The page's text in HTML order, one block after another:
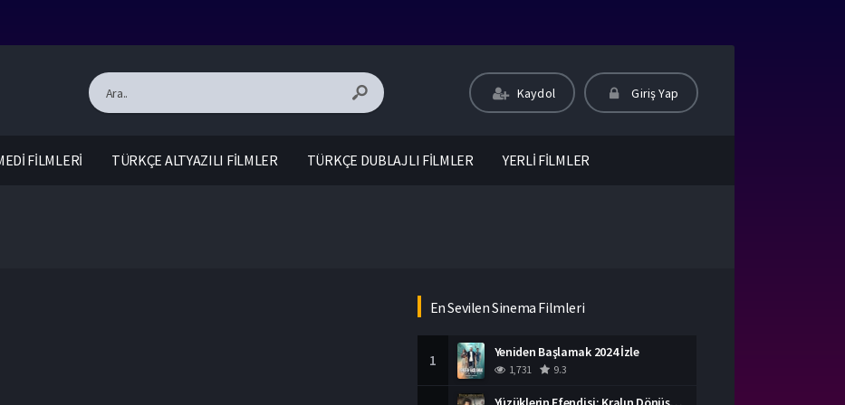
Kaydol Giriş Yap
FİLMLERİ TÜRKÇE ALTYAZILI FİLMLER TÜRKÇE DUBLAJLI FİLMLER YERLİ FİLMLER
En Sevilen Sinema Filmleri
1 Yeniden Başlamak 2024 İzle
1,731 9.3